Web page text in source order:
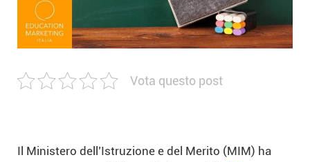
Vota questo post
Il Ministero dell’Istruzione e del Merito (MIM) ha